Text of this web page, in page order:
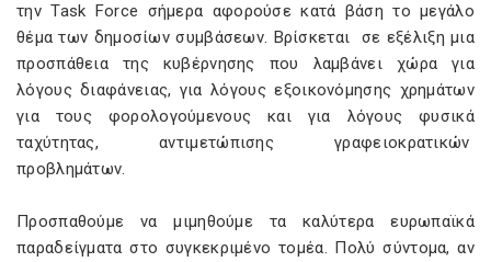
την Task Force σήμερα αφορούσε κατά βάση το μεγάλο
θέμα των δημοσίων συμβάσεων. Βρίσκεται σε εξέλιξη μια
προσπάθεια της κυβέρνησης που λαμβάνει χώρα για
λόγους διαφάνειας, για λόγους εξοικονόμησης χρημάτων
για τους φορολογούμενους και για λόγους φυσικά
ταχύτητας, αντιμετώπισης γραφειοκρατικών
προβλημάτων.
Προσπαθούμε να μιμηθούμε τα καλύτερα ευρωπαϊκά
παραδείγματα στο συγκεκριμένο τομέα. Πολύ σύντομα, αν